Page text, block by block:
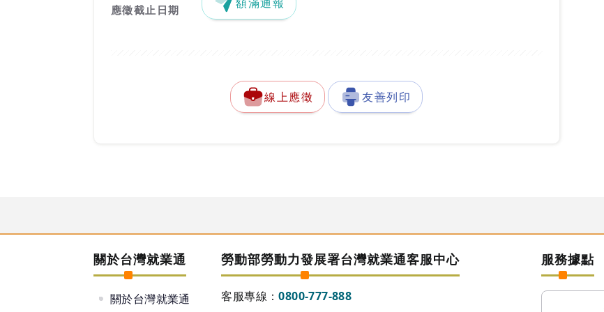
應徵截止日期
線上應徵 友善列印
關於台灣就業通
關於台灣就業通
勞動部勞動力發展署台灣就業通客服中心
客服專線：0800-777-888
服務據點